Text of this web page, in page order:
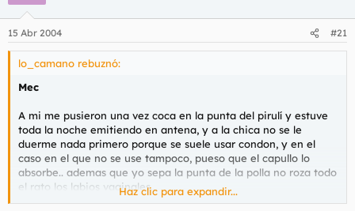
15 Abr 2004 #21
lo_camano rebuznó:
Mec
A mi me pusieron una vez coca en la punta del pirulí y estuve
toda la noche emitiendo en antena, y a la chica no se le
duerme nada primero porque se suele usar condon, y en el
caso en el que no se use tampoco, pueso que el capullo lo
absorbe.. ademas que yo sepa la punta de la polla no roza todo
el rato los labios vaginales...Haz clic para expandir...